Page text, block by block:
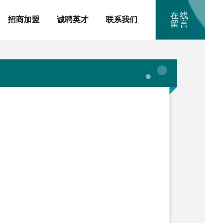
招商加盟 诚聘英才 联系我们
在线
留言